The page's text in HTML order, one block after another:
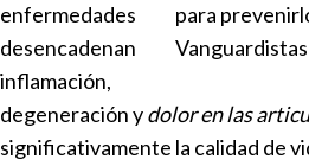
enfermedades
desencadenan
inflamación,
degeneración ydolor en las
significativamente la calidad de